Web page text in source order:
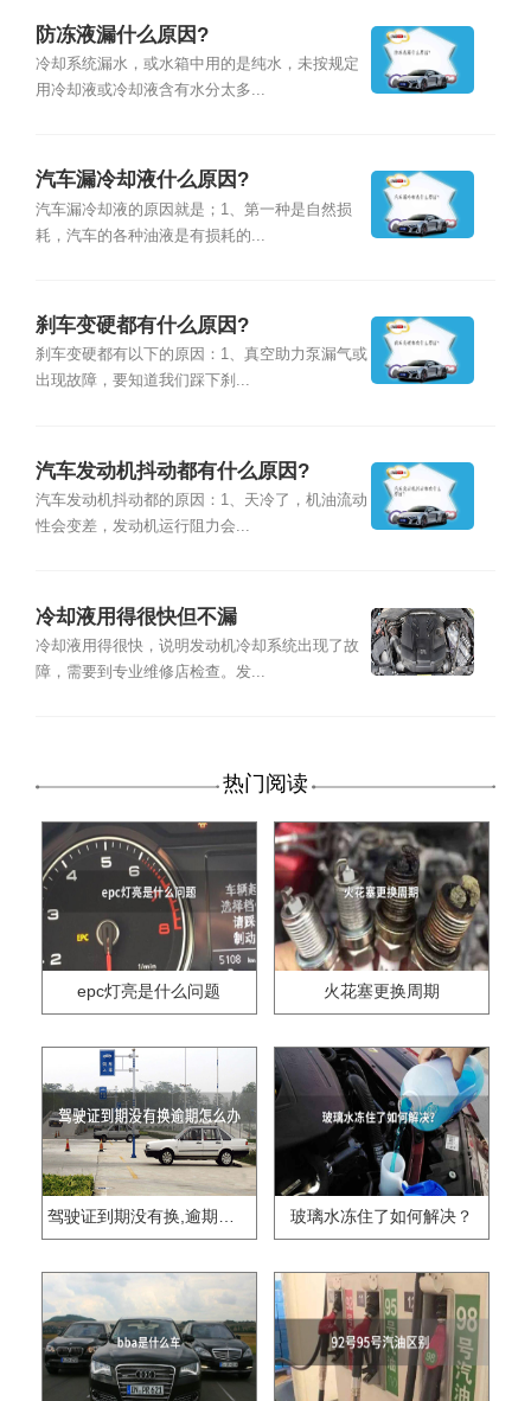
防冻液漏什么原因?
冷却系统漏水，或水箱中用的是纯水，未按规定
用冷却液或冷却液含有水分太多...
汽车漏冷却液什么原因?
汽车漏冷却液的原因就是；1、第一种是自然损
耗，汽车的各种油液是有损耗的...
刹车变硬都有什么原因?
刹车变硬都有以下的原因：1、真空助力泵漏气或
出现故障，要知道我们踩下刹...
汽车发动机抖动都有什么原因?
汽车发动机抖动都的原因：1、天冷了，机油流动
性会变差，发动机运行阻力会...
冷却液用得很快但不漏
冷却液用得很快，说明发动机冷却系统出现了故
障，需要到专业维修店检查。发...
热门阅读
epc灯亮是什么问题 火花塞更换周期
驾驶证到期没有换,逾期怎么办?? 玻璃水冻住了如何解决？